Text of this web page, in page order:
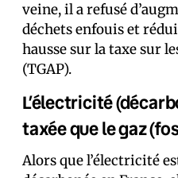
veine, il a refusé
déchets enfouis et
hausse sur la taxe sur
(TGAP).
L’électricité
taxée que le gaz
Alors que l’électricité